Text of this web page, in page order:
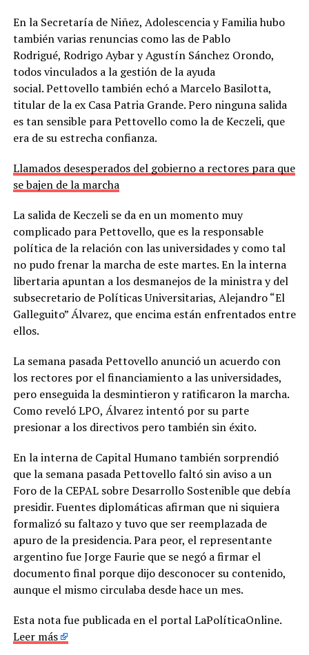
En la Secretaría de Niñez, Adolescencia y Familia hubo
también varias renuncias como las de Pablo
Rodrigué, Rodrigo Aybar y Agustín Sánchez Orondo,
todos vinculados a la gestión de la ayuda
social. Pettovello también echó a Marcelo Basilotta,
titular de la ex Casa Patria Grande. Pero ninguna salida
es tan sensible para Pettovello como la de Keczeli, que
era de su estrecha confianza.
Llamados desesperados del gobierno a rectores para que
se bajen de la marcha
La salida de Keczeli se da en un momento muy
complicado para Pettovello, que es la responsable
política de la relación con las universidades y como tal
no pudo frenar la marcha de este martes. En la interna
libertaria apuntan a los desmanejos de la ministra y del
subsecretario de Políticas Universitarias, Alejandro “El
Galleguito” Álvarez, que encima están enfrentados entre
ellos.
La semana pasada Pettovello anunció un acuerdo con
los rectores por el financiamiento a las universidades,
pero enseguida la desmintieron y ratificaron la marcha.
Como reveló LPO, Álvarez intentó por su parte
presionar a los directivos pero también sin éxito.
En la interna de Capital Humano también sorprendió
que la semana pasada Pettovello faltó sin aviso a un
Foro de la CEPAL sobre Desarrollo Sostenible que debía
presidir. Fuentes diplomáticas afirman que ni siquiera
formalizó su faltazo y tuvo que ser reemplazada de
apuro de la presidencia. Para peor, el representante
argentino fue Jorge Faurie que se negó a firmar el
documento final porque dijo desconocer su contenido,
aunque el mismo circulaba desde hace un mes.
Esta nota fue publicada en el portal LaPolíticaOnline.
Leer más